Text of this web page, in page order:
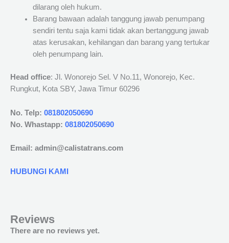
dilarang oleh hukum.
Barang bawaan adalah tanggung jawab penumpang
sendiri tentu saja kami tidak akan bertanggung jawab
atas kerusakan, kehilangan dan barang yang tertukar
oleh penumpang lain.
Head office: Jl. Wonorejo Sel. V No.11, Wonorejo, Kec.
Rungkut, Kota SBY, Jawa Timur 60296
No. Telp: 081802050690
No. Whastapp: 081802050690
Email: admin@calistatrans.com
HUBUNGI KAMI
Reviews
There are no reviews yet.